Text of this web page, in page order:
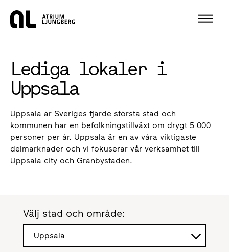
Hem
Lediga lokaler i
Uppsala
Uppsala är Sveriges fjärde största stad och
kommunen har en befolkningstillväxt om drygt 5 000
personer per år. Uppsala är en av våra viktigaste
delmarknader och vi fokuserar vår verksamhet till
Uppsala city och Gränbystaden.
Välj stad och område:
Uppsala